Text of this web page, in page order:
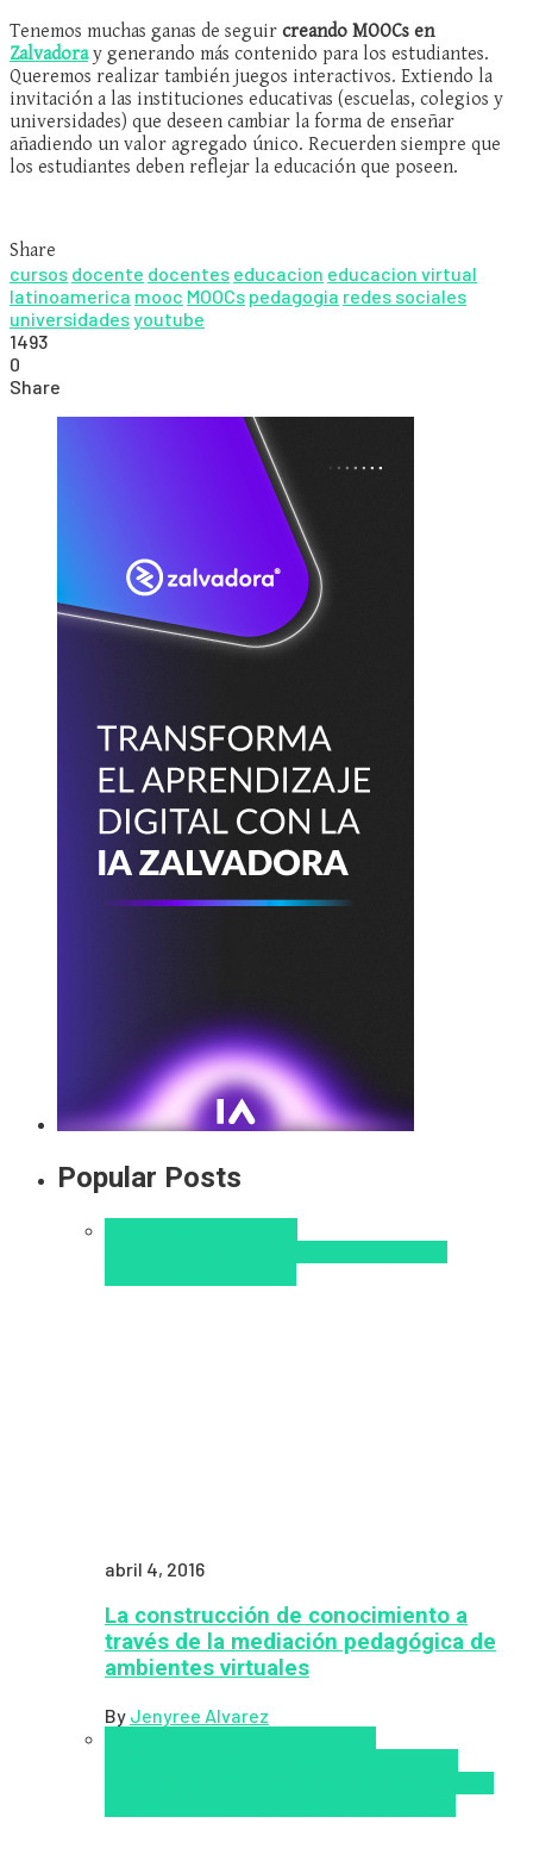
Tenemos muchas ganas de seguir creando MOOCs en
Zalvadoray generando más contenido para los estudiantes.
Queremos realizar también juegos interactivos. Extiendo la
invitación a las instituciones educativas (escuelas, colegios y
universidades) que deseen cambiar la forma de enseñar
añadiendo un valor agregado único. Recuerden siempre que
los estudiantes deben reflejar la educación que poseen.
Share
cursos docente docentes educacion educacion virtual
latinoamerica mooc MOOCs pedagogia redes sociales
universidadesyoutube
1493
0
Share
Popular Posts
abril 4, 2016
La construcción de conocimiento a
través de la mediación pedagógica de
ambientes virtuales
By Jenyree Alvarez